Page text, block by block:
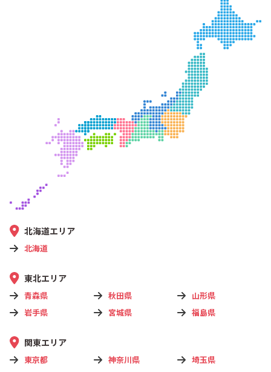
北海道エリア
北海道
東北エリア
青森県 秋田県
山形県
岩手県
宮城県 福島県
関東エリア
東京都 神奈川県
埼玉県